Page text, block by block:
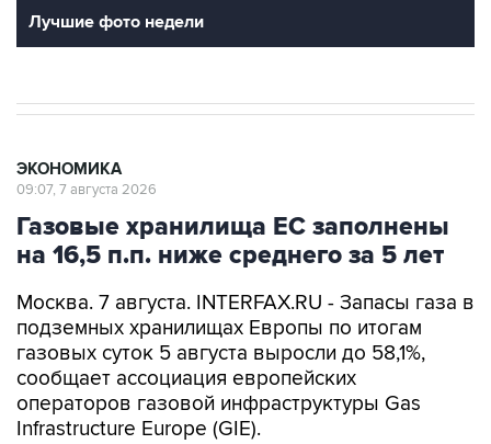
Лучшие фото недели
ЭКОНОМИКА
09:07, 7 августа 2026
Газовые хранилища ЕС заполнены
на 16,5 п.п. ниже среднего за 5 лет
Москва. 7 августа. INTERFAX.RU - Запасы газа в
подземных хранилищах Европы по итогам
газовых суток 5 августа выросли до 58,1%,
сообщает ассоциация европейских
операторов газовой инфраструктуры Gas
Infrastructure Europe (GIE).